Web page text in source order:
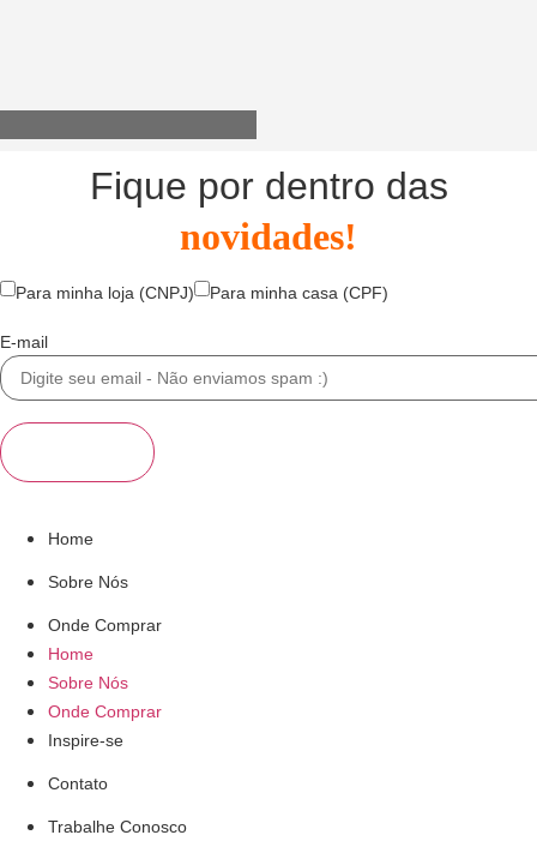
Fique por dentro das
novidades!
Para minha loja (CNPJ) Para minha casa (CPF)
E-mail
Home
Sobre Nós
Onde Comprar
Home
Sobre Nós
Onde Comprar
Inspire-se
Contato
Trabalhe Conosco